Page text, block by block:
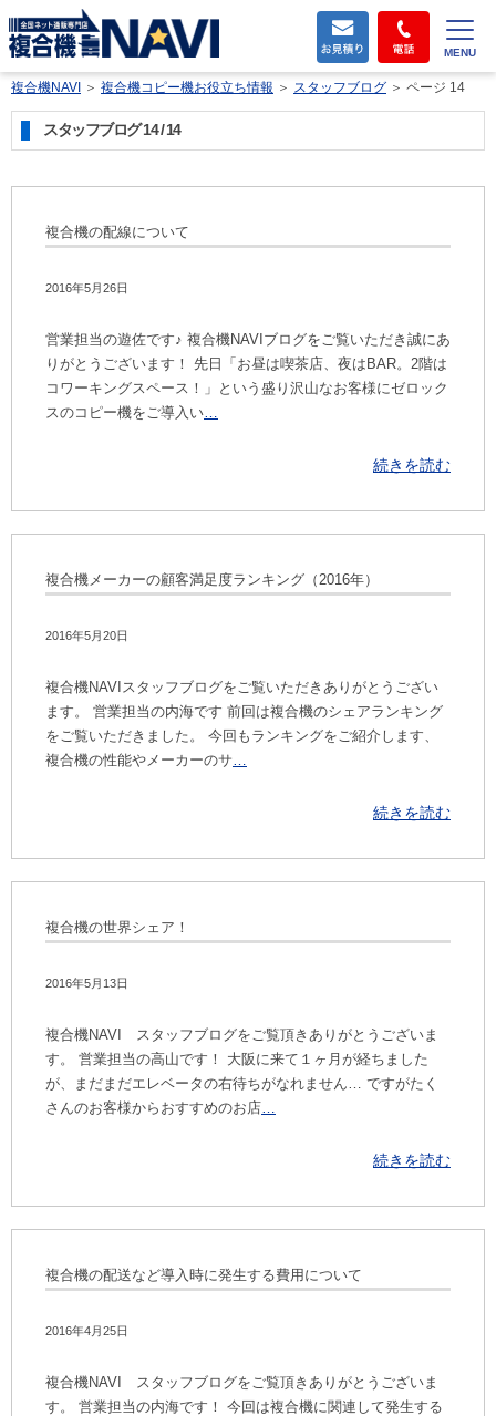
MENU
複合機NAVI ＞ 複合機コピー機お役立ち情報 ＞ スタッフブログ ＞ ページ 14
スタッフブログ 14 / 14
複合機の配線について
2016年5月26日
営業担当の遊佐です♪ 複合機NAVIブログをご覧いただき誠にあ
りがとうございます！ 先日「お昼は喫茶店、夜はBAR。2階は
コワーキングスペース！」という盛り沢山なお客様にゼロック
スのコピー機をご導入い…
続きを読む
複合機メーカーの顧客満足度ランキング（2016年）
2016年5月20日
複合機NAVIスタッフブログをご覧いただきありがとうござい
ます。 営業担当の内海です 前回は複合機のシェアランキング
をご覧いただきました。 今回もランキングをご紹介します、
複合機の性能やメーカーのサ…
続きを読む
複合機の世界シェア！
2016年5月13日
複合機NAVI スタッフブログをご覧頂きありがとうございま
す。 営業担当の高山です！ 大阪に来て１ヶ月が経ちました
が、まだまだエレベータの右待ちがなれません… ですがたく
さんのお客様からおすすめのお店…
続きを読む
複合機の配送など導入時に発生する費用について
2016年4月25日
複合機NAVI スタッフブログをご覧頂きありがとうございま
す。 営業担当の内海です！ 今回は複合機に関連して発生する